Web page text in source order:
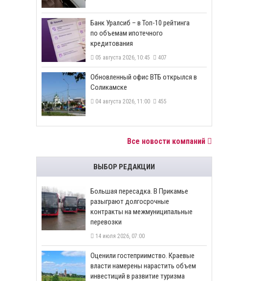
​Банк Уралсиб – в Топ-10 рейтинга
по объемам ипотечного
кредитования
05 августа 2026, 10:45 407
​Обновленный офис ВТБ открылся в
Соликамске
04 августа 2026, 11:00 455
Все новости компаний
ВЫБОР РЕДАКЦИИ
Большая пересадка. В Прикамье
разыграют долгосрочные
контракты на межмуниципальные
перевозки
14 июля 2026, 07:00
Оценили гостеприимство. Краевые
власти намерены нарастить объем
инвестиций в развитие туризма